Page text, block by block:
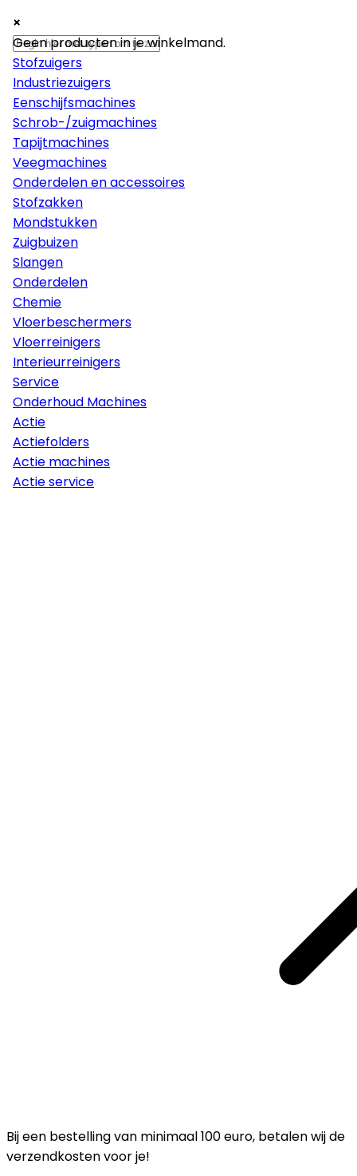
Bij een bestelling van minimaal 100 euro, betalen wij de
verzendkosten voor je!
×
Machines
Stofzuigers
Industriezuigers
Eenschijfsmachines
Schrob-/zuigmachines
Tapijtmachines
Veegmachines
Onderdelen en accessoires
Stofzakken
Mondstukken
Zuigbuizen
Slangen
Onderdelen
Chemie
Vloerbeschermers
Vloerreinigers
Interieurreinigers
Service
Onderhoud Machines
Actie
Actiefolders
Actie machines
Actie service
×
×
Geen producten in je winkelmand.